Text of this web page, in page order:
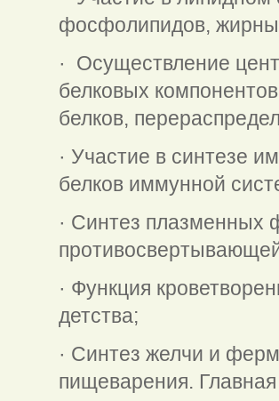
фосфолипидов,
· Осуществление
белковых
белков,
· Участие в синтезе
белков иммунной
· Синтез плазменных
· Функция
детства;
· Синтез желчи и
пищеварения.